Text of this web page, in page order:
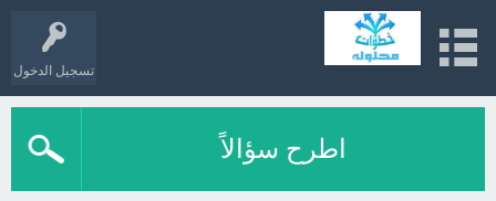
تسجيل الدخول
اطرح سؤالاً